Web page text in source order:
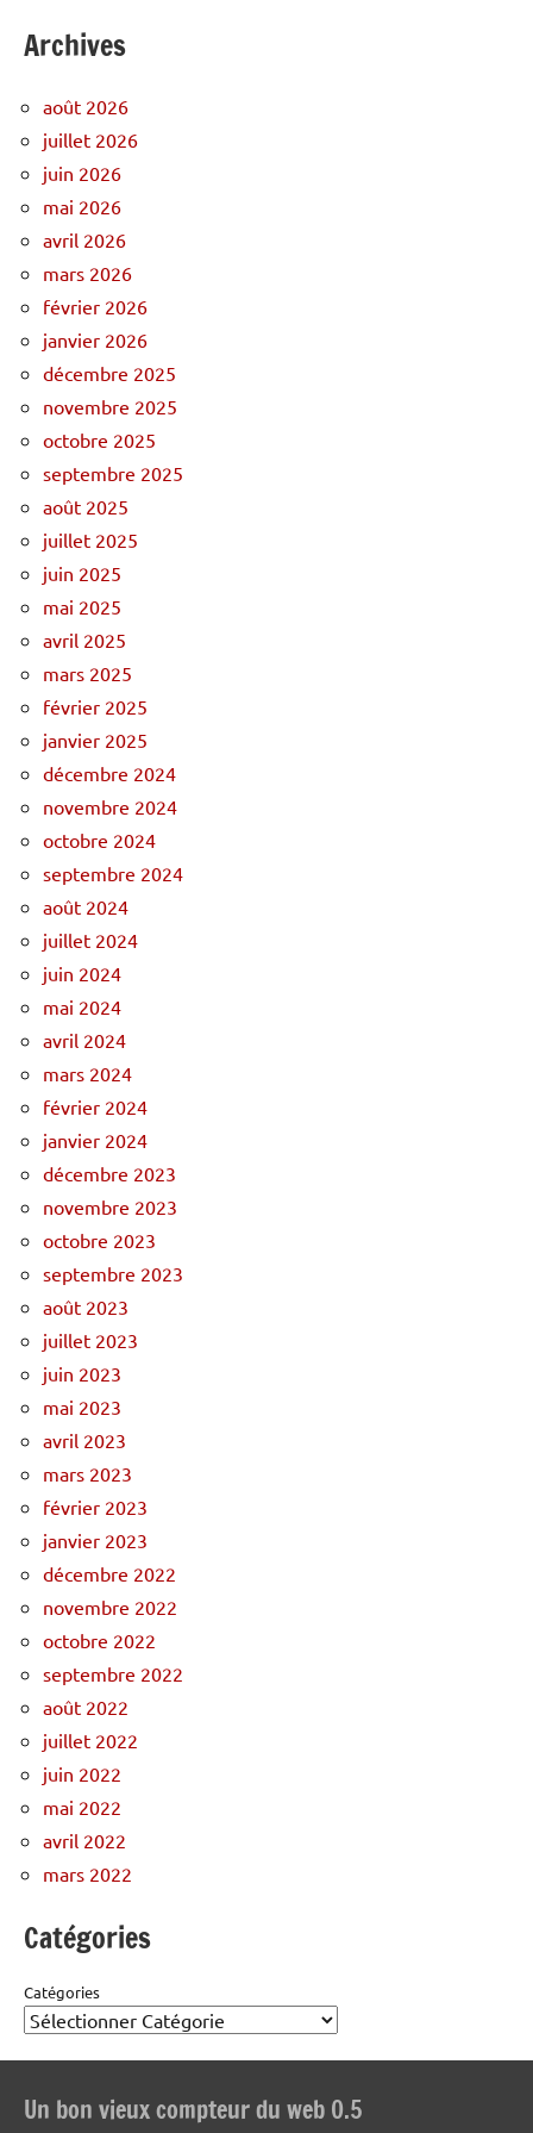
Archives
août 2026
juillet 2026
juin 2026
mai 2026
avril 2026
mars 2026
février 2026
janvier 2026
décembre 2025
novembre 2025
octobre 2025
septembre 2025
août 2025
juillet 2025
juin 2025
mai 2025
avril 2025
mars 2025
février 2025
janvier 2025
décembre 2024
novembre 2024
octobre 2024
septembre 2024
août 2024
juillet 2024
juin 2024
mai 2024
avril 2024
mars 2024
février 2024
janvier 2024
décembre 2023
novembre 2023
octobre 2023
septembre 2023
août 2023
juillet 2023
juin 2023
mai 2023
avril 2023
mars 2023
février 2023
janvier 2023
décembre 2022
novembre 2022
octobre 2022
septembre 2022
août 2022
juillet 2022
juin 2022
mai 2022
avril 2022
mars 2022
Catégories
Catégories
Un bon vieux compteur du web 0.5